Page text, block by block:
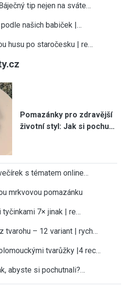
tip nejen na sváte…
našich babiček |…
husu po staročesku | re…
Pomazánky pro zdravější
životní styl: Jak si pochu…
s tématem online…
mrkvovou pomazánku
7× jinak | re…
tvarohu – 12 variant | rych…
tvarůžky |4 rec…
abyste si pochutnali?…